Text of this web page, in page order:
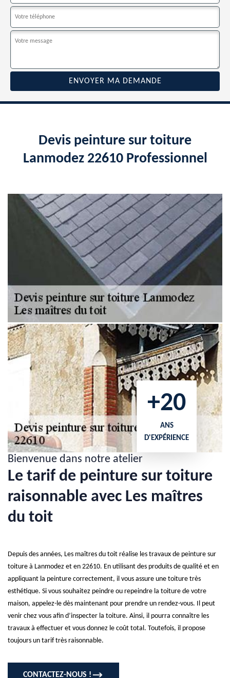
Devis peinture sur toiture
Lanmodez 22610 Professionnel
+20
ANS
D'EXPÉRIENCE
Bienvenue dans notre atelier
Le tarif de peinture sur toiture
raisonnable avec Les maîtres
du toit
Depuis des années, Les maîtres du toit réalise les travaux de peinture sur
toiture à Lanmodez et en 22610. En utilisant des produits de qualité et en
appliquant la peinture correctement, il vous assure une toiture très
esthétique. Si vous souhaitez peindre ou repeindre la toiture de votre
maison, appelez-le dès maintenant pour prendre un rendez-vous. Il peut
venir chez vous afin d’inspecter la toiture. Ainsi, il pourra connaître les
travaux à effectuer et vous donnez le coût total. Toutefois, il propose
toujours un tarif très raisonnable.
CONTACTEZ-NOUS !